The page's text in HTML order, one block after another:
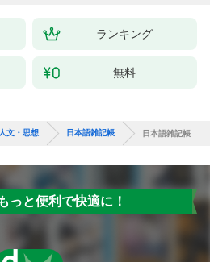
ランキング
無料
人文・思想 日本語雑記帳 日本語雑記帳
っと便利で快適に！